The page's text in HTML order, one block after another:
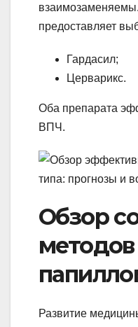
предоставляет
Гардасил;
Церварикс.
Оба препарата
ВПЧ.
Обзор
Развитие